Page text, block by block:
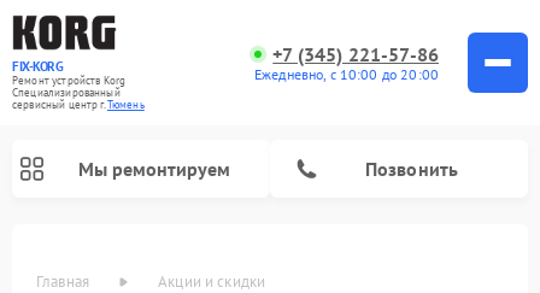
FIX-KORG
Ремонт устройств Korg
Специализированный
cервисный центр г.Тюмень
+7 (345) 221-57-86
Ежедневно, с 10:00 до 20:00
Мы ремонтируем Позвонить
Главная Акции и скидки